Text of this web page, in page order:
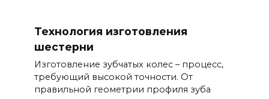
Технология изготовления
шестерни
Изготовление зубчатых колес – процесс,
требующий высокой точности. От
правильной геометрии профиля зуба